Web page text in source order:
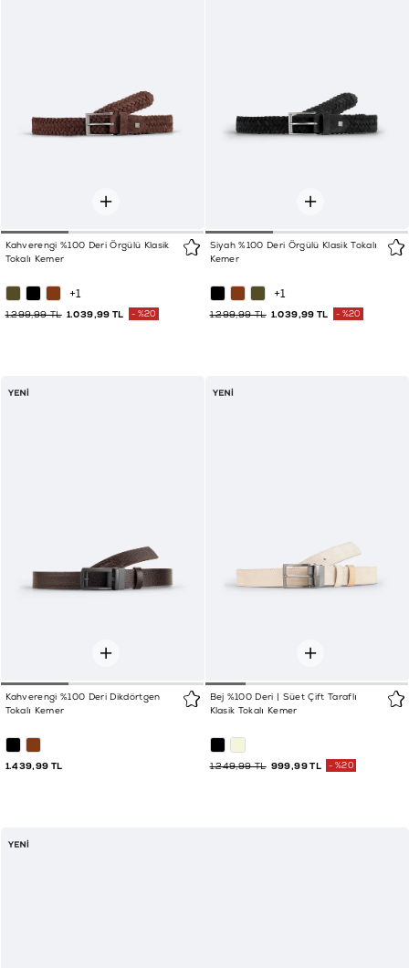
Kahverengi %100 Deri Örgülü Klasik
Tokalı Kemer
+1
1.039,99 TL
1.299,99 TL %20
Siyah %100 Deri Örgülü Klasik Tokalı
Kemer
+1
1.039,99 TL
1.299,99 TL %20
Kahverengi %100 Deri Dikdörtgen
Tokalı Kemer
1.439,99 TL
Bej %100 Deri | Süet Çift Taraflı
Klasik Tokalı Kemer
999,99 TL
1.249,99 TL %20